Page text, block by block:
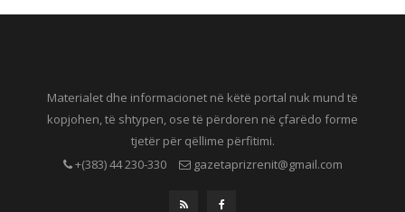
Materialet dhe informacionet në këtë portal nuk mund të
kopjohen, të shtypen, ose të përdoren në çfarëdo forme
tjetër për qëllime përfitimi.
+(383) 44 230-330
gazetaprizrenit@gmail.com